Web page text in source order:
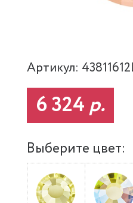
Артикул:
6 324р.
Выберите цвет: